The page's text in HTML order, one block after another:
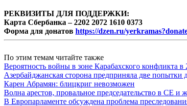
РЕКВИЗИТЫ ДЛЯ ПОДДЕРЖКИ:
Карта Сбербанка – 2202 2072 1610 0373
Форма для донатов https://dzen.ru/
По этим темам читайте также
Вероятность войны в зоне Карабахского конфликта
Азербайджанская сторона предприняла две попытки
Карен Абрамян: блицкриг невозможен
Волна арестов, провальное председательство в СЕ и
В Европарламенте обсуждена проблема